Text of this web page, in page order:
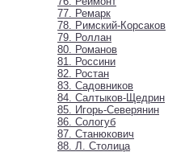
77. Ремарк
78. Римский-Корсаков
79. Роллан
80. Романов
81. Россини
82. Ростан
83. Садовников
84. Салтыков-Щедрин
85. Игорь-Северянин
86. Сологуб
87. Станюкович
88. Л. Столица